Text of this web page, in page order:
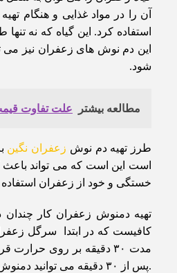
آن را در مواد غذایی و هنگام
استفاده کرد. این گیاه که نه
این دم نوش های زعفران نیز می‌
شود.
مطالعه بیشتر علت تفاوت
طرز تهیه دم نوش زعفران نگین
است این است که می تواند باعث
خستگی و خود از زعفران استفاده
تهیه دمنوش زعفران کار چندان
کافیست که در ابتدا سرگل
مدت ۳۰ دقیقه بر روی
.پس از ۳۰ دقیقه می توانید دمنوش را از روی حرارت بردارید و میل نمایید.